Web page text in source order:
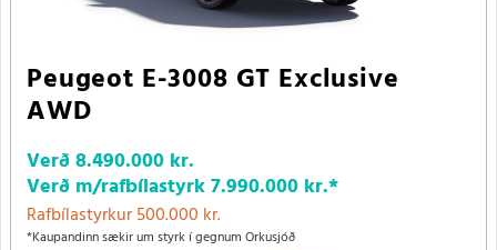
Peugeot E-3008 GT Exclusive
AWD
Verð8.490.000 kr.
Verð m/rafbílastyrk7.990.000 kr.*
Rafbílastyrkur 500.000 kr.
*Kaupandinn sækir um styrk í gegnum Orkusjóð